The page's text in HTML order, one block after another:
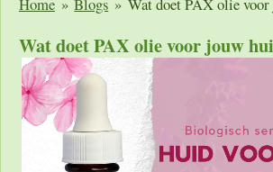
Wat doet PAX olie voor jouw